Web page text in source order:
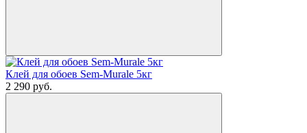
Клей для обоев Sem-Murale 5кг
2 290 руб.